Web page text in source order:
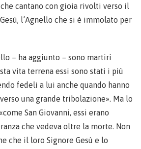
cantano con gioia rivolti verso il
l’Agnello che si è immolato per
– ha aggiunto – sono martiri
vita terrena essi sono stati i più
fedeli a lui anche quando hanno
una grande tribolazione». Ma lo
San Giovanni, essi erano
che vedeva oltre la morte. Non
che il loro Signore Gesù e lo